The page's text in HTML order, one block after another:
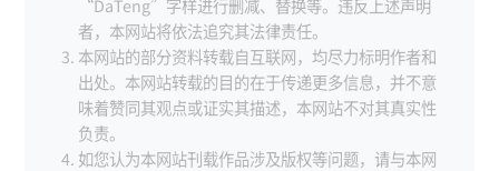
“DaTeng”字样进行删减、替换等。违反上述声明
者，本网站将依法追究其法律责任。
本网站的部分资料转载自互联网，均尽力标明作者和
出处。本网站转载的目的在于传递更多信息，并不意
味着赞同其观点或证实其描述，本网站不对其真实性
负责。
如您认为本网站刊载作品涉及版权等问题，请与本网